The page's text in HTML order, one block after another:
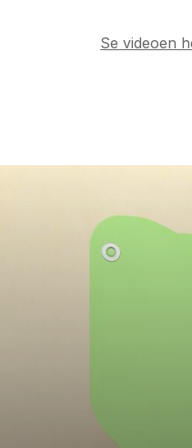
Se videoen